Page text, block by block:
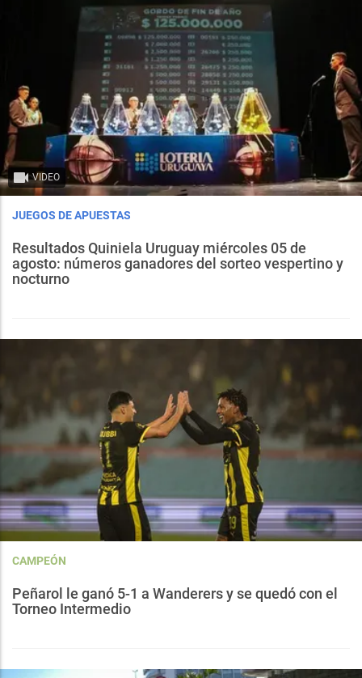
VIDEO
JUEGOS DE APUESTAS
Resultados Quiniela Uruguay miércoles 05 de
agosto: números ganadores del sorteo vespertino y
nocturno
CAMPEÓN
Peñarol le ganó 5-1 a Wanderers y se quedó con el
Torneo Intermedio